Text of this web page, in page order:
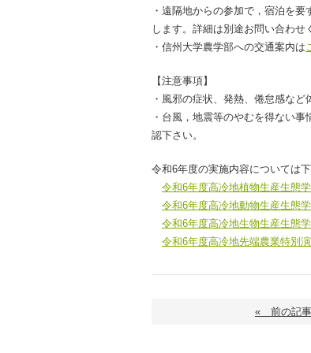
・遠隔地からの参加で，宿泊を
します。詳細は別途お問い合わせ
・信州大学農学部への交通案内は
【注意事項】
・風邪の症状、発熱、倦怠感な
・台風，地震等のやむを得ない
認下さい。
令和6年度の実施内容については
令和6年度高冷地植物生産生態
令和6年度高冷地動物生産生態
令和6年度高冷地生物生産生態
令和6年度高冷地先端農業特別
« 前の記